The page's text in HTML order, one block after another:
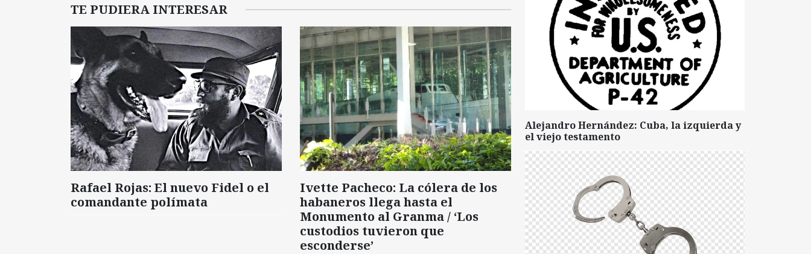
TE PUDIERA INTERESAR
Rafael Rojas: El nuevo Fidel o el
comandante polímata
Ivette Pacheco: La cólera de los
habaneros llega hasta el
Monumento al Granma / ‘Los
custodios tuvieron que
esconderse’
Alejandro Hernández: Cuba, la izquierda y
el viejo testamento